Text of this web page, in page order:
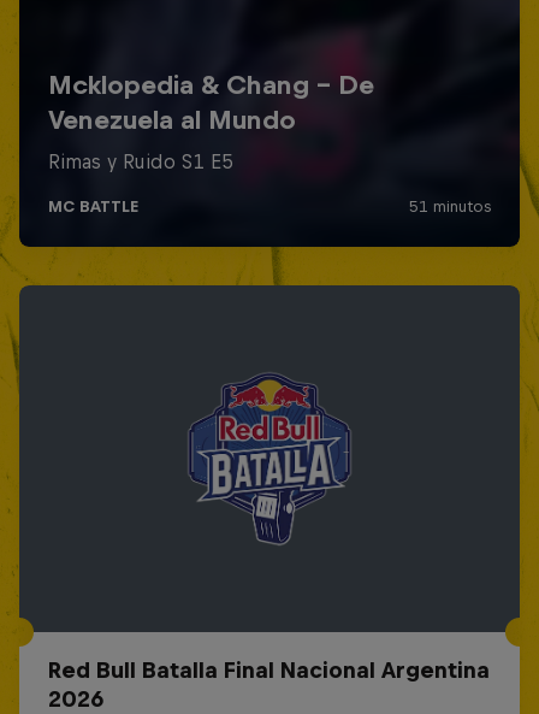
Red Bull Batalla Final Nacional Argentina
2026